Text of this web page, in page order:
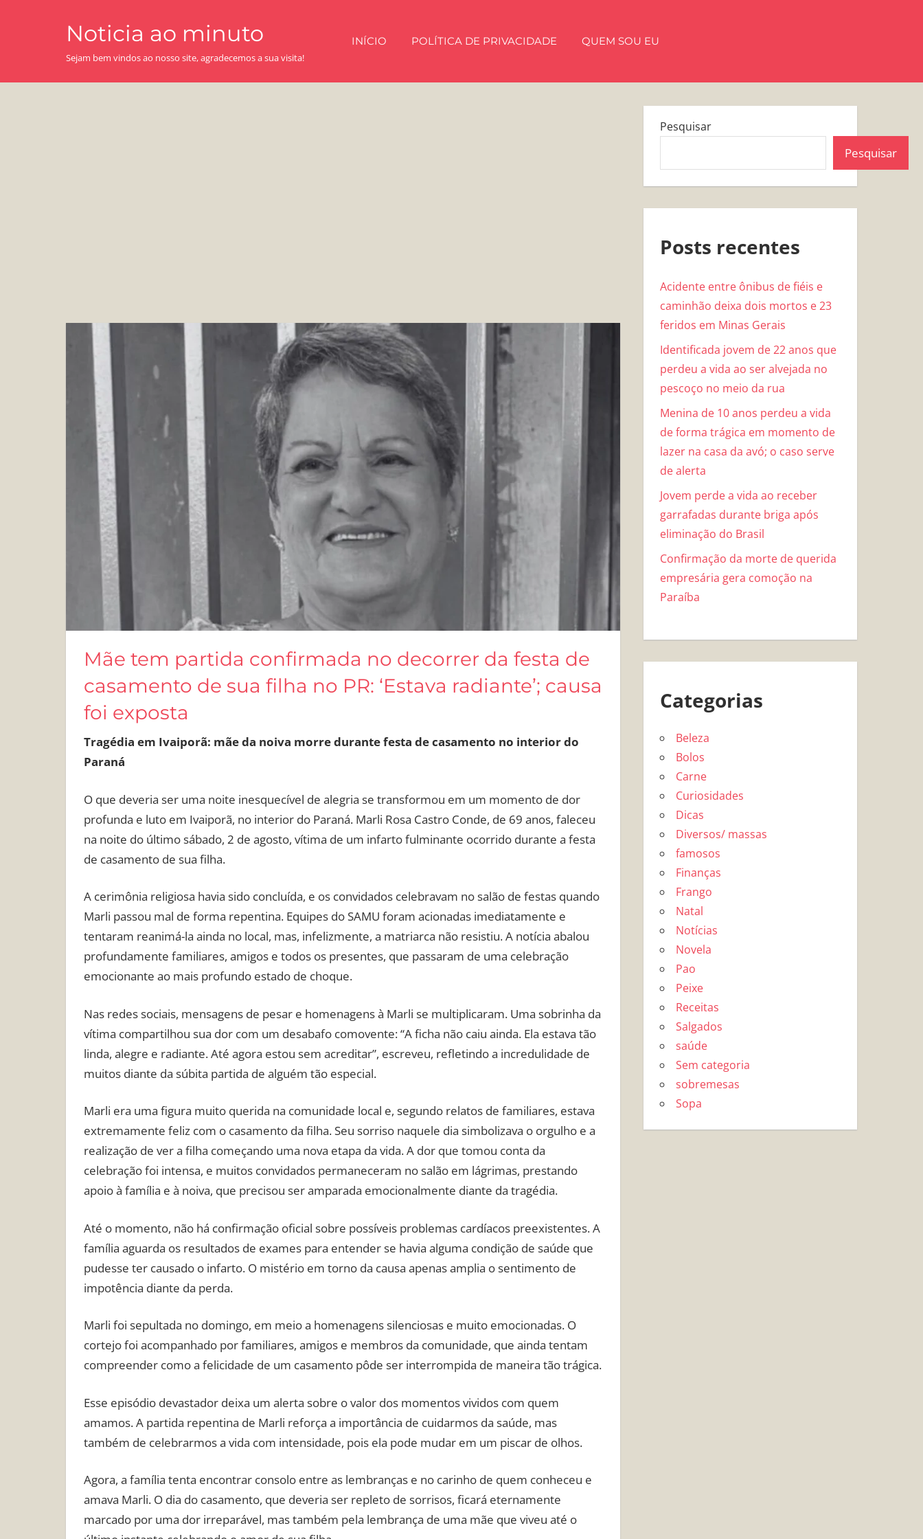
Noticia ao minuto
Sejam bem vindos ao nosso site, agradecemos a sua visita!
INÍCIO POLÍTICA DE PRIVACIDADE QUEM SOU EU
Mãe tem partida confirmada no decorrer da festa de
casamento de sua filha no PR: ‘Estava radiante’; causa
foi exposta
Tragédia em Ivaiporã: mãe da noiva morre durante festa de casamento no interior do
Paraná
O que deveria ser uma noite inesquecível de alegria se transformou em um momento de dor
profunda e luto em Ivaiporã, no interior do Paraná. Marli Rosa Castro Conde, de 69 anos, faleceu
na noite do último sábado, 2 de agosto, vítima de um infarto fulminante ocorrido durante a festa
de casamento de sua filha.
A cerimônia religiosa havia sido concluída, e os convidados celebravam no salão de festas quando
Marli passou mal de forma repentina. Equipes do SAMU foram acionadas imediatamente e
tentaram reanimá-la ainda no local, mas, infelizmente, a matriarca não resistiu. A notícia abalou
profundamente familiares, amigos e todos os presentes, que passaram de uma celebração
emocionante ao mais profundo estado de choque.
Nas redes sociais, mensagens de pesar e homenagens à Marli se multiplicaram. Uma sobrinha da
vítima compartilhou sua dor com um desabafo comovente: “A ficha não caiu ainda. Ela estava tão
linda, alegre e radiante. Até agora estou sem acreditar”, escreveu, refletindo a incredulidade de
muitos diante da súbita partida de alguém tão especial.
Marli era uma figura muito querida na comunidade local e, segundo relatos de familiares, estava
extremamente feliz com o casamento da filha. Seu sorriso naquele dia simbolizava o orgulho e a
realização de ver a filha começando uma nova etapa da vida. A dor que tomou conta da
celebração foi intensa, e muitos convidados permaneceram no salão em lágrimas, prestando
apoio à família e à noiva, que precisou ser amparada emocionalmente diante da tragédia.
Até o momento, não há confirmação oficial sobre possíveis problemas cardíacos preexistentes. A
família aguarda os resultados de exames para entender se havia alguma condição de saúde que
pudesse ter causado o infarto. O mistério em torno da causa apenas amplia o sentimento de
impotência diante da perda.
Marli foi sepultada no domingo, em meio a homenagens silenciosas e muito emocionadas. O
cortejo foi acompanhado por familiares, amigos e membros da comunidade, que ainda tentam
compreender como a felicidade de um casamento pôde ser interrompida de maneira tão trágica.
Esse episódio devastador deixa um alerta sobre o valor dos momentos vividos com quem
amamos. A partida repentina de Marli reforça a importância de cuidarmos da saúde, mas
também de celebrarmos a vida com intensidade, pois ela pode mudar em um piscar de olhos.
Agora, a família tenta encontrar consolo entre as lembranças e no carinho de quem conheceu e
amava Marli. O dia do casamento, que deveria ser repleto de sorrisos, ficará eternamente
marcado por uma dor irreparável, mas também pela lembrança de uma mãe que viveu até o
Pesquisar
Pesquisar
Posts recentes
Acidente entre ônibus de fiéis e
caminhão deixa dois mortos e 23
feridos em Minas Gerais
Identificada jovem de 22 anos que
perdeu a vida ao ser alvejada no
pescoço no meio da rua
Menina de 10 anos perdeu a vida
de forma trágica em momento de
lazer na casa da avó; o caso serve
de alerta
Jovem perde a vida ao receber
garrafadas durante briga após
eliminação do Brasil
Confirmação da morte de querida
empresária gera comoção na
Paraíba
Categorias
Beleza
Bolos
Carne
Curiosidades
Dicas
Diversos/ massas
famosos
Finanças
Frango
Natal
Notícias
Novela
Pao
Peixe
Receitas
Salgados
saúde
Sem categoria
sobremesas
Sopa